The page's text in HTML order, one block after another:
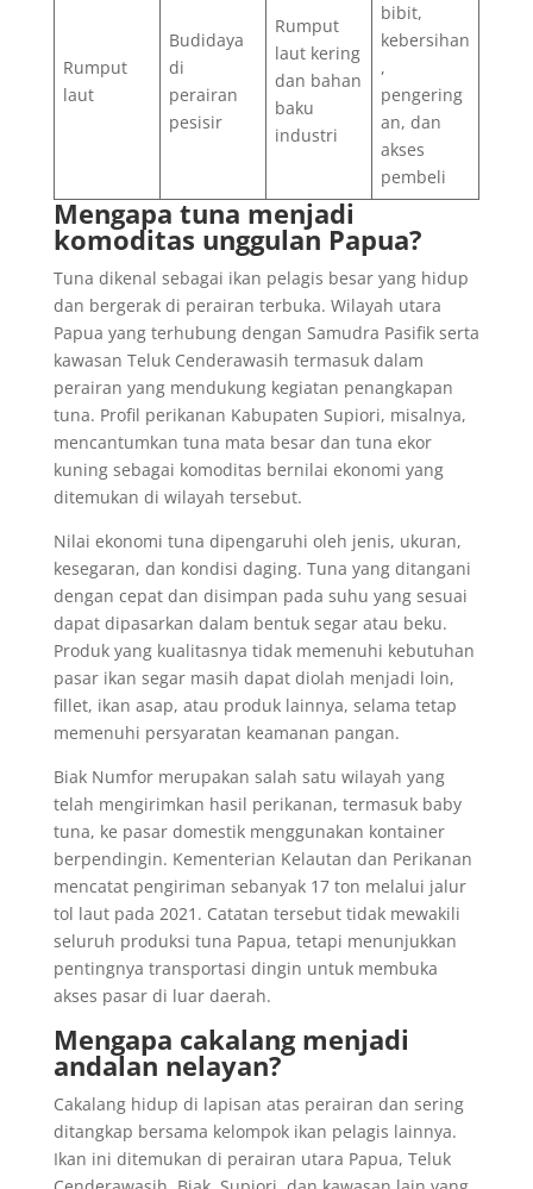
Rumput
laut
Budidaya
di
perairan
pesisir
Rumput
laut kering
dan bahan
baku
industri
bibit,
kebersihan
,
pengering
an, dan
akses
pembeli
Mengapa tuna menjadi
komoditas unggulan Papua?
Tuna dikenal sebagai ikan pelagis besar yang hidup
dan bergerak di perairan terbuka. Wilayah utara
Papua yang terhubung dengan Samudra Pasifik serta
kawasan Teluk Cenderawasih termasuk dalam
perairan yang mendukung kegiatan penangkapan
tuna. Profil perikanan Kabupaten Supiori, misalnya,
mencantumkan tuna mata besar dan tuna ekor
kuning sebagai komoditas bernilai ekonomi yang
ditemukan di wilayah tersebut.
Nilai ekonomi tuna dipengaruhi oleh jenis, ukuran,
kesegaran, dan kondisi daging. Tuna yang ditangani
dengan cepat dan disimpan pada suhu yang sesuai
dapat dipasarkan dalam bentuk segar atau beku.
Produk yang kualitasnya tidak memenuhi kebutuhan
pasar ikan segar masih dapat diolah menjadi loin,
fillet, ikan asap, atau produk lainnya, selama tetap
memenuhi persyaratan keamanan pangan.
Biak Numfor merupakan salah satu wilayah yang
telah mengirimkan hasil perikanan, termasuk baby
tuna, ke pasar domestik menggunakan kontainer
berpendingin. Kementerian Kelautan dan Perikanan
mencatat pengiriman sebanyak 17 ton melalui jalur
tol laut pada 2021. Catatan tersebut tidak mewakili
seluruh produksi tuna Papua, tetapi menunjukkan
pentingnya transportasi dingin untuk membuka
akses pasar di luar daerah.
Mengapa cakalang menjadi
andalan nelayan?
Cakalang hidup di lapisan atas perairan dan sering
ditangkap bersama kelompok ikan pelagis lainnya.
Ikan ini ditemukan di perairan utara Papua, Teluk